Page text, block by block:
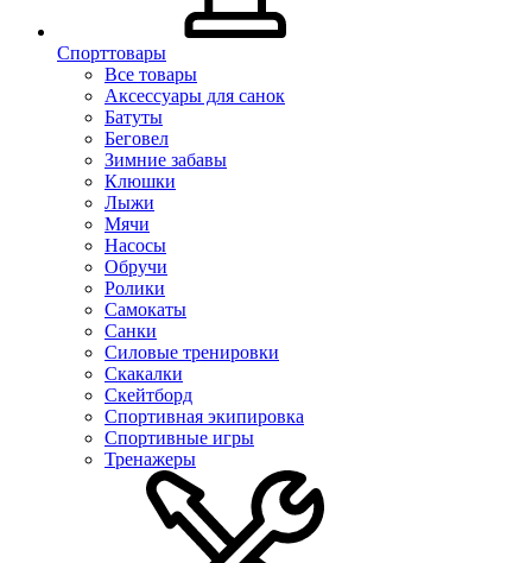
Спорттовары
Все товары
Аксессуары для санок
Батуты
Беговел
Зимние забавы
Клюшки
Лыжи
Мячи
Насосы
Обручи
Ролики
Самокаты
Санки
Силовые тренировки
Скакалки
Скейтборд
Спортивная экипировка
Спортивные игры
Тренажеры